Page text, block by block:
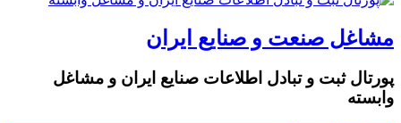
مشاغل صنعت و صنایع ایران
پورتال ثبت و تبادل اطلاعات صنایع ایران و مشاغل
وابسته